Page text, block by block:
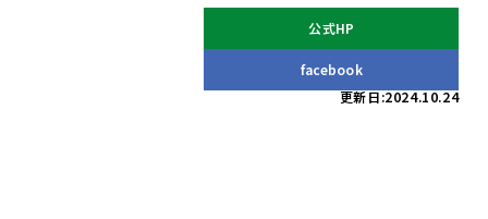
公式HP
facebook
更新日:2024.10.24